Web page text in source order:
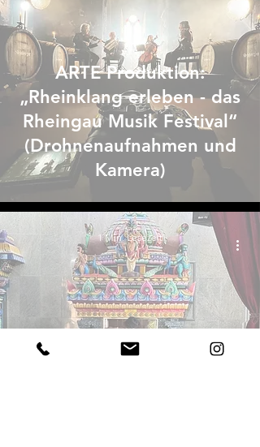
ARTE Produktion:
„Rheinklang erleben - das
Rheingau Musik Festival“
(Drohnenaufnahmen und
Kamera)
1 Min. Lesezeit